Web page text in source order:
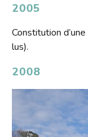
2005
Constitution d’une
lus).
2008